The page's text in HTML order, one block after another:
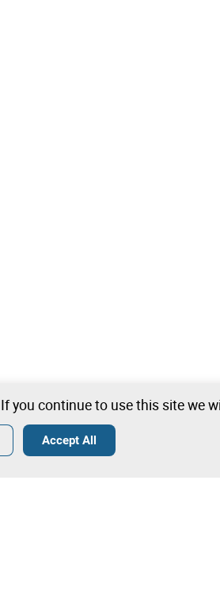
you continue to use this site we
Accept All